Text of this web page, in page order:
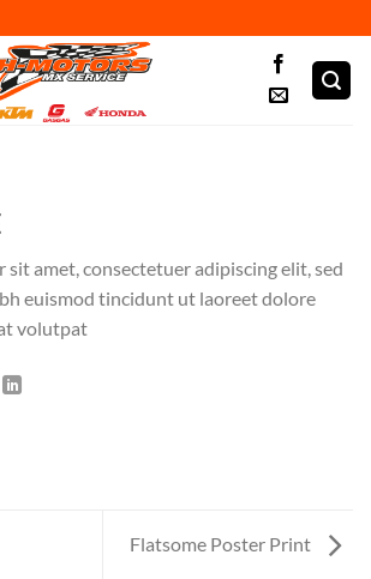
sit amet, consectetuer adipiscing elit, sed
euismod tincidunt ut laoreet dolore
volutpat
Flatsome Poster Print